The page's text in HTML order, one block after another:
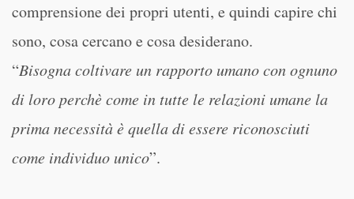
comprensione dei propri utenti, e quindi capire chi
sono, cosa cercano e cosa desiderano.
“Bisogna coltivare un rapporto umano con ognuno
di loro perchè come in tutte le relazioni umane la
prima necessità è quella di essere riconosciuti
come individuo unico”.